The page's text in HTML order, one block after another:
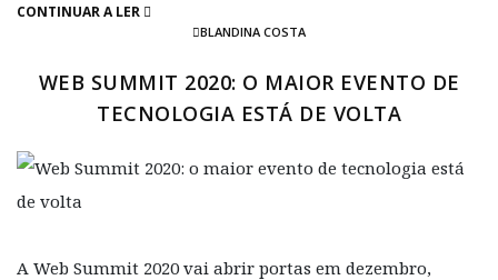
CONTINUAR A LER
BLANDINA COSTA
WEB SUMMIT 2020: O MAIOR EVENTO DE
TECNOLOGIA ESTÁ DE VOLTA
A Web Summit 2020 vai abrir portas em dezembro,